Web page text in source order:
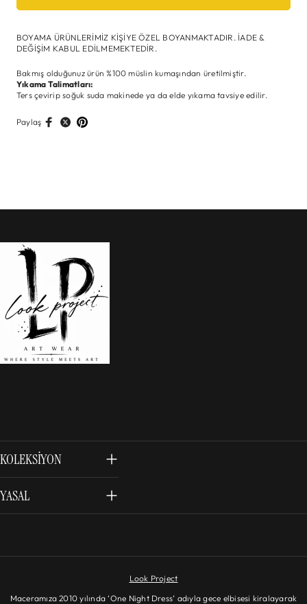
BOYAMA ÜRÜNLERİMİZ KİŞİYE ÖZEL BOYANMAKTADIR. İADE &
DEĞİŞİM KABUL EDİLMEMEKTEDİR.
Bakmış olduğunuz ürün %100 müslin kumaşından üretilmiştir.
Yıkama Talimatları:
Ters çevirip soğuk suda makinede ya da elde yıkama tavsiye edilir.
Paylaş
KOLEKSIYON
YASAL
Look Project
Maceramıza 2010 yılında ‘One Night Dress’ adıyla gece elbisesi kiralayarak